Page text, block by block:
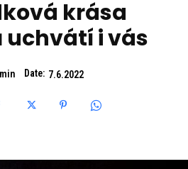
krása
i vás
Date: 7.6.2022